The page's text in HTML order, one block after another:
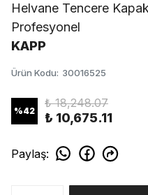
Helvane Tencere
Profesyonel
KAPP
Ürün Kodu: 30016525
%42
₺ 18,248.07
₺ 10,675.11
Paylaş: